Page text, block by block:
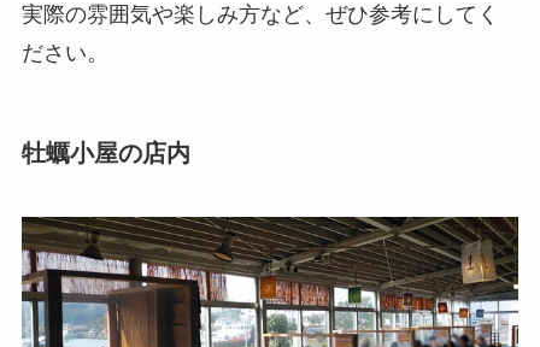
実際の雰囲気や楽しみ方など、ぜひ参考にしてく
ださい。
牡蠣小屋の店内